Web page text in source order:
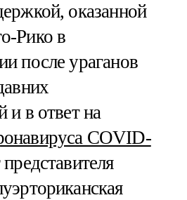
оказанной
Рико в
после ураганов
и в ответ на
COVID-